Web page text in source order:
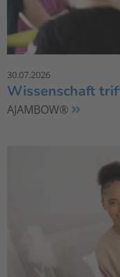
30.07.2026
Wissenschaft
AJAMBOW®